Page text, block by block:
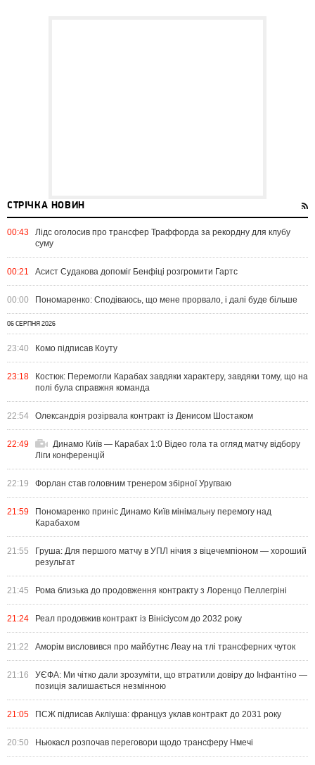
СТРІЧКА НОВИН
00:43
Лідс оголосив про трансфер Траффорда за рекордну для клубу
суму
00:21 Асист Судакова допоміг Бенфіці розгромити Гартс
00:00 Пономаренко: Сподіваюсь, що мене прорвало, і далі буде більше
06 СЕРПНЯ 2026
23:40 Комо підписав Коуту
23:18
Костюк: Перемогли Карабах завдяки характеру, завдяки тому, що на
полі була справжня команда
22:54 Олександрія розірвала контракт із Денисом Шостаком
22:49
Динамо Київ — Карабах 1:0 Відео гола та огляд матчу відбору
Ліги конференцій
22:19 Форлан став головним тренером збірної Уругваю
21:59
Пономаренко приніс Динамо Київ мінімальну перемогу над
Карабахом
21:55
Груша: Для першого матчу в УПЛ нічия з віцечемпіоном — хороший
результат
21:45 Рома близька до продовження контракту з Лоренцо Пеллегріні
21:24 Реал продовжив контракт із Вінісіусом до 2032 року
21:22 Аморім висловився про майбутнє Леау на тлі трансферних чуток
21:16
УЄФА: Ми чітко дали зрозуміти, що втратили довіру до Інфантіно —
позиція залишається незмінною
21:05 ПСЖ підписав Акліуша: француз уклав контракт до 2031 року
20:50 Ньюкасл розпочав переговори щодо трансферу Нмечі